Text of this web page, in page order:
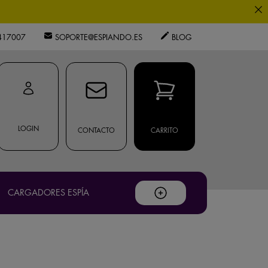
SOPORTE@ESPIANDO.ES BLOG
LOGIN CONTACTO CARRITO
CARGADORES ESPÍA
expertos.